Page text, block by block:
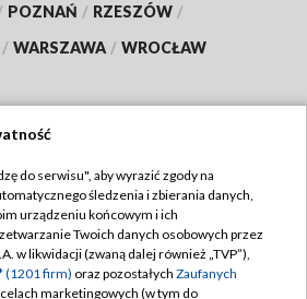
POZNAŃ / RZESZÓW /
/ WARSZAWA / WROCŁAW
TVP
Regulamin TVP
prywatności
do serwisu", aby wyrazić zgody na
śledzenia i zbierania danych,
urządzeniu końcowym i ich
Twoich danych osobowych przez
w likwidacji (zwaną dalej również „TVP”),
(1201 firm) oraz pozostałych Zaufanych
celach marketingowych (w tym do